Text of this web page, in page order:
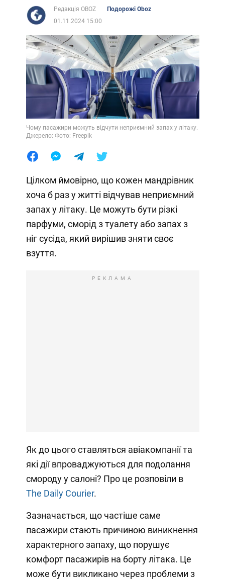
Редакція OBOZ
Подорожі Oboz
01.11.2024 15:00
Чому пасажири можуть відчути неприємний запах у літаку.
Джерело: Фото: Freepik
Цілком ймовірно, що кожен мандрівник
хоча б раз у житті відчував неприємний
запах у літаку. Це можуть бути різкі
парфуми, сморід з туалету або запах з
ніг сусіда, який вирішив зняти своє
взуття.
РЕКЛАМА
Як до цього ставляться авіакомпанії та
які дії впроваджуються для подолання
смороду у салоні? Про це розповіли в
The Daily Courier.
Зазначається, що частіше саме
пасажири стають причиною виникнення
характерного запаху, що порушує
комфорт пасажирів на борту літака. Це
може бути викликано через проблеми з